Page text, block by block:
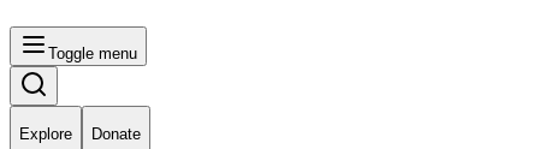
Toggle menu
Explore Donate